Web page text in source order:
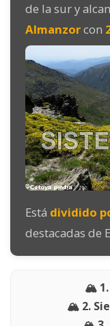
de la sur y
Almanzorcon
Está dividido
destacadas de
🏔️ 1.
🏔️ 2.